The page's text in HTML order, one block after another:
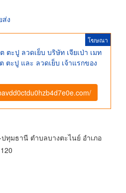
ง
โฆษณา
ตะปู ลวดเย็บ บริษัท เจียเป่า เมท
ตะปู และ ลวดเย็บ เจ้าแรกของ
ทุมธานี ตำบลบางตะไนย์ อำเภอ